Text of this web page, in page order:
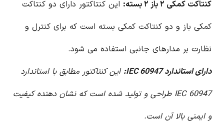
کنتاکت کمکی ۲ باز ۲ بسته:
این کنتاکتور دارای دو کنتاکت
کمکی باز و دو کنتاکت کمکی بسته است که برای کنترل و
نظارت بر مدارهای جانبی استفاده می شود.
دارای استاندارد IEC 60947:
این کنتاکتور مطابق با استاندارد
IEC 60947 طراحی و تولید شده است که نشان دهنده کیفیت
و ایمنی بالا آن است.